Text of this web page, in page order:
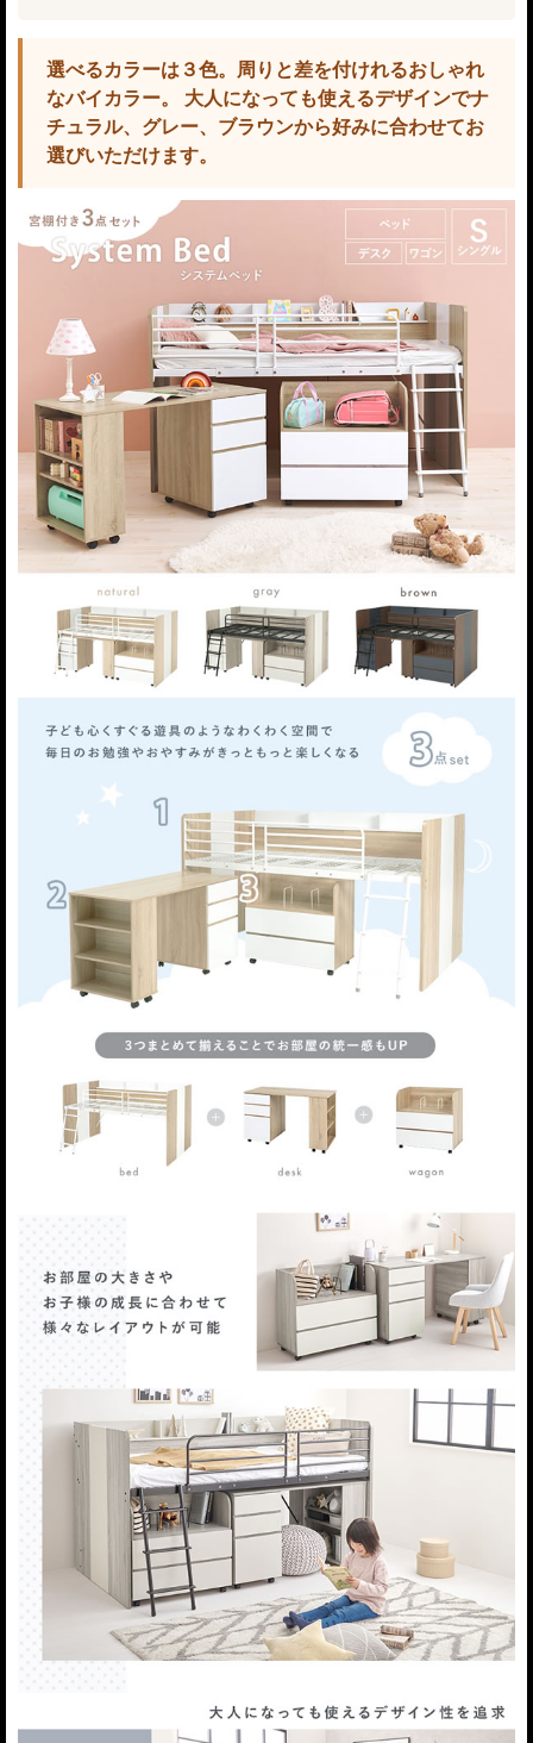
選べるカラーは３色。周りと差を付けれるおしゃれ
なバイカラー。 大人になっても使えるデザインでナ
チュラル、グレー、ブラウンから好みに合わせてお
選びいただけます。